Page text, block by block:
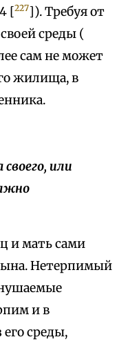
[227]). Требуя от
среды (
сам не может
жилища, в
или
и мать сами
Нетерпимый
и в
среды,